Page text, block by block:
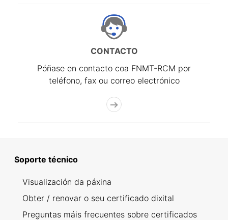
CONTACTO
Póñase en contacto coa FNMT-RCM por
teléfono, fax ou correo electrónico
Soporte técnico
Visualización da páxina
Obter / renovar o seu certificado dixital
Preguntas máis frecuentes sobre certificados